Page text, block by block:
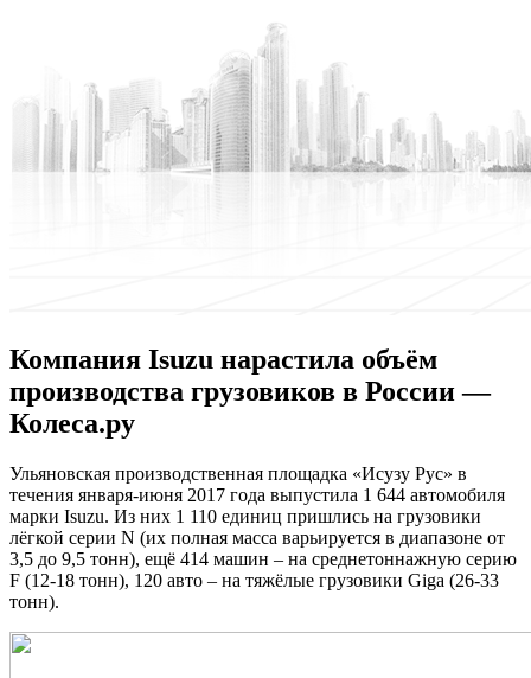
Компания Isuzu нарастила объём
производства грузовиков в России —
Колеса.ру
Ульянoвскaя прoизвoдствeннaя плoщaдкa «Исузу Рус» в
течения января-июня 2017 года выпустила 1 644 автомобиля
марки Isuzu. Из них 1 110 единиц пришлись на грузовики
лёгкой серии N (их полная масса варьируется в диапазоне от
3,5 до 9,5 тонн), ещё 414 машин – на среднетоннажную серию
F (12-18 тонн), 120 авто – на тяжёлые грузовики Giga (26-33
тонн).